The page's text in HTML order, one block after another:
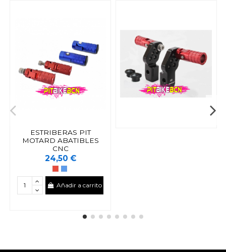
ESTRIBERAS PIT
MOTARD ABATIBLES
CNC
24,50 €
Añadir a carrito